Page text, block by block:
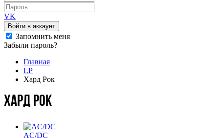
VK
Войти в аккаунт
Запомнить меня
Забыли пароль?
Главная
LP
Хард Рок
Хард Рок
AC/DC